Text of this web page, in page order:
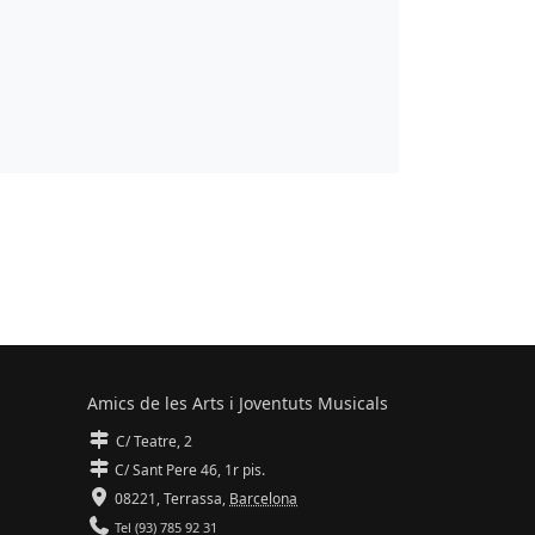
Amics de les Arts i Joventuts Musicals
C/ Teatre, 2
C/ Sant Pere 46, 1r pis.
08221,Terrassa, Barcelona
Tel (93) 785 92 31